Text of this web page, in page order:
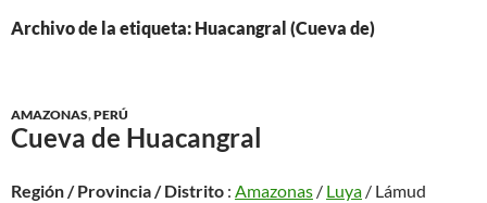
Archivo de la etiqueta: Huacangral (Cueva de)
AMAZONAS,PERÚ
Cueva de Huacangral
Región / Provincia / Distrito : Amazonas / Luya / Lámud